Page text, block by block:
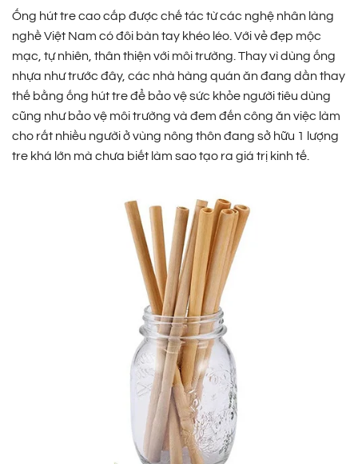
Ống hút tre cao cấp được chế tác từ các nghệ nhân làng
nghề Việt Nam có đôi bàn tay khéo léo. Với vẻ đẹp mộc
mạc, tự nhiên, thân thiện với môi trường. Thay vì dùng ống
nhựa như trước đây, các nhà hàng quán ăn đang dần thay
thế bằng ống hút tre để bảo vệ sức khỏe người tiêu dùng
cũng như bảo vệ môi trường và đem đến công ăn việc làm
cho rất nhiều người ở vùng nông thôn đang sở hữu 1 lượng
tre khá lớn mà chưa biết làm sao tạo ra giá trị kinh tế.